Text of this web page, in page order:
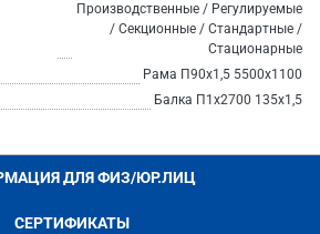
Производственные / Регулируемые
/ Секционные / Стандартные /
Стационарные
Рама П90х1,5 5500х1100
Балка П1х2700 135х1,5
ДЛЯ ФИЗ/ЮР.ЛИЦ
СЕРТИФИКАТЫ